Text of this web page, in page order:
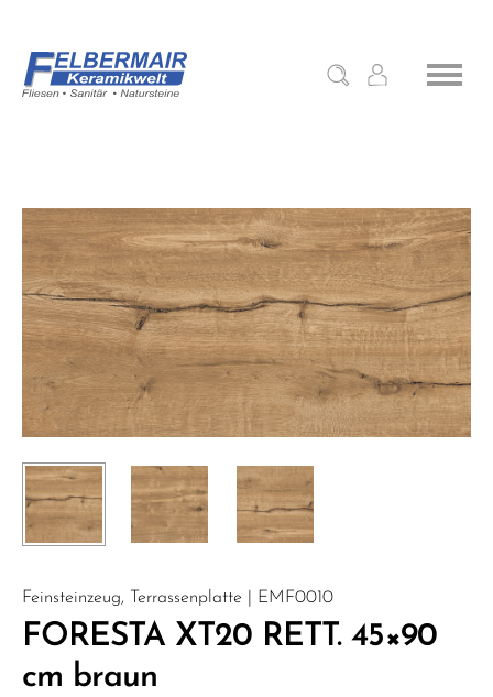
Feinsteinzeug, Terrassenplatte | EMF0010
FORESTA XT20 RETT. 45×90
cm braun